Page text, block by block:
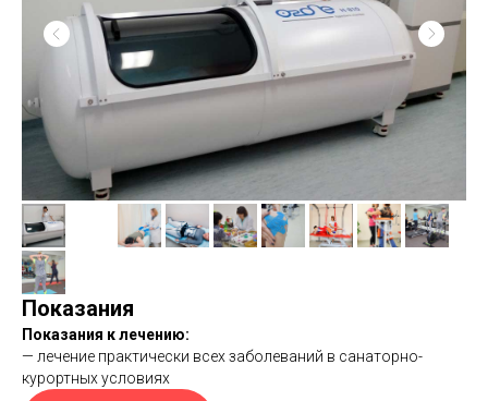
Показания
Показания к лечению:
— лечение практически всех заболеваний в санаторно-
курортных условиях